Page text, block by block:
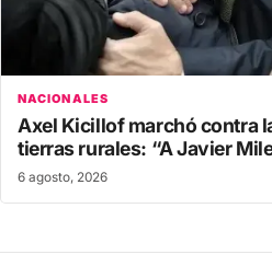
NACIONALES
Axel Kicillof marchó contra
tierras rurales: “A Javier
6 agosto, 2026